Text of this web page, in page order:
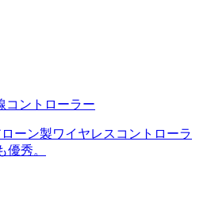
コントローラー
ーン製ワイヤレスコントローラ
優秀。